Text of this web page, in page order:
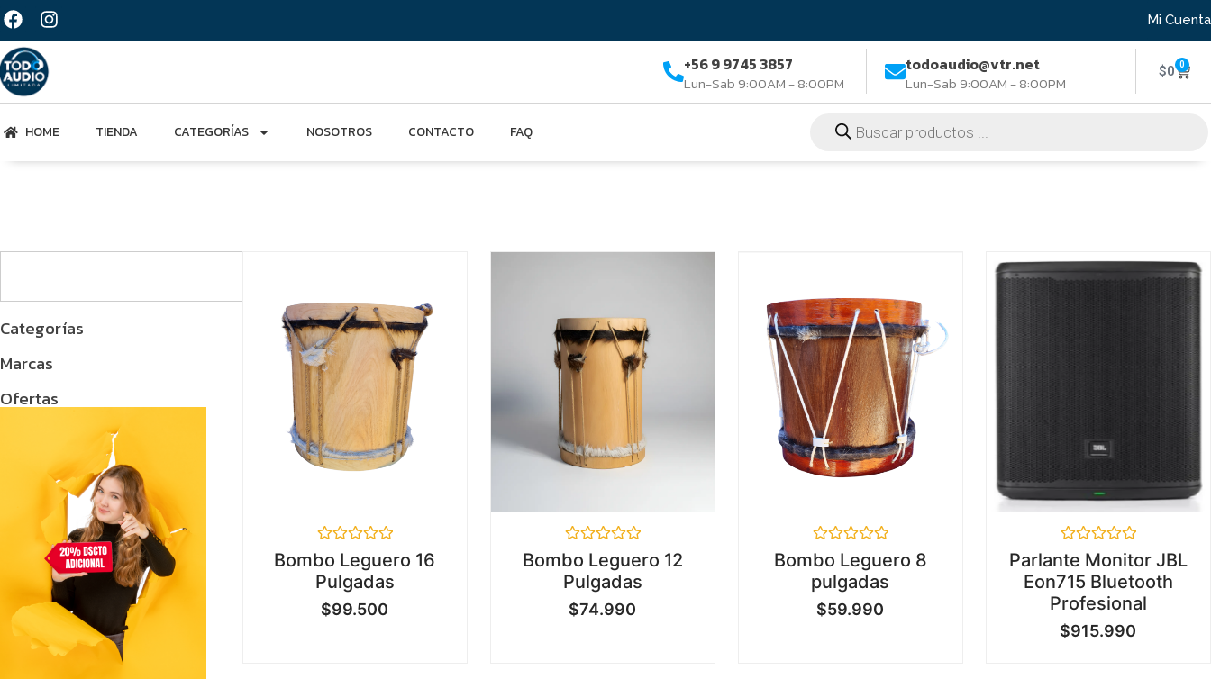
Mi Cuenta
+56 9 9745 3857
Lun-Sab 9:00AM - 8:00PM
todoaudio@vtr.net
Lun-Sab 9:00AM - 8:00PM
$0 0
HOME TIENDA CATEGORÍAS NOSOTROS CONTACTO FAQ
Categorías
Marcas
Ofertas
Valorado
en
0
5
Bombo Leguero 16
Pulgadas
$99.500
Valorado
en
0
5
Bombo Leguero 12
Pulgadas
$74.990
Valorado
en
0
de
5
Bombo Leguero 8
pulgadas
$59.990
Valorado
en
0
5
Parlante Monitor JBL
Eon715 Bluetooth
Profesional
$915.990